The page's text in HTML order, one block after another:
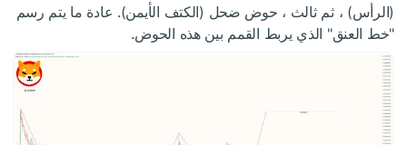
(الرأس) ، ثم ثالث ، حوض ضحل (الكتف الأيمن). عادة ما يتم رسم
"خط العنق" الذي يربط القمم بين هذه الحوض.